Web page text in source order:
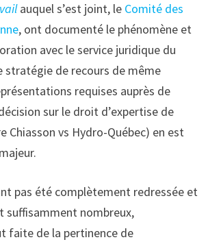
auquel s’est joint, le Comité des
, ont documenté le phénomène et
avec le service juridique du
stratégie de recours de même
requises auprès de
sur le droit d’expertise de
Chiasson vs Hydro-Québec) en est
pas été complètement redressée et
suffisamment nombreux,
faite de la pertinence de